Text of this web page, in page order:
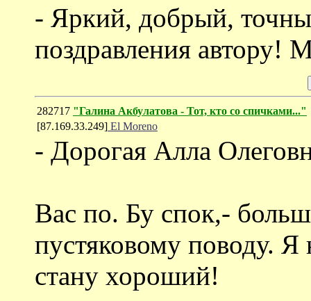
- Яркий, добрый,
поздравления автору!
282717 "Галина Акбулатова - Тот, кто со спичками..."
[87.169.33.249] El Moreno
- Дорогая Алла
Вас по. Бу спок,-
пустяковому поводу.
стану хороший!